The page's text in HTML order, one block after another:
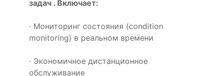
задач . Включает:
· Мониторинг состояния (condition
monitoring) в реальном времени
· Экономичное дистанционное
обслуживание